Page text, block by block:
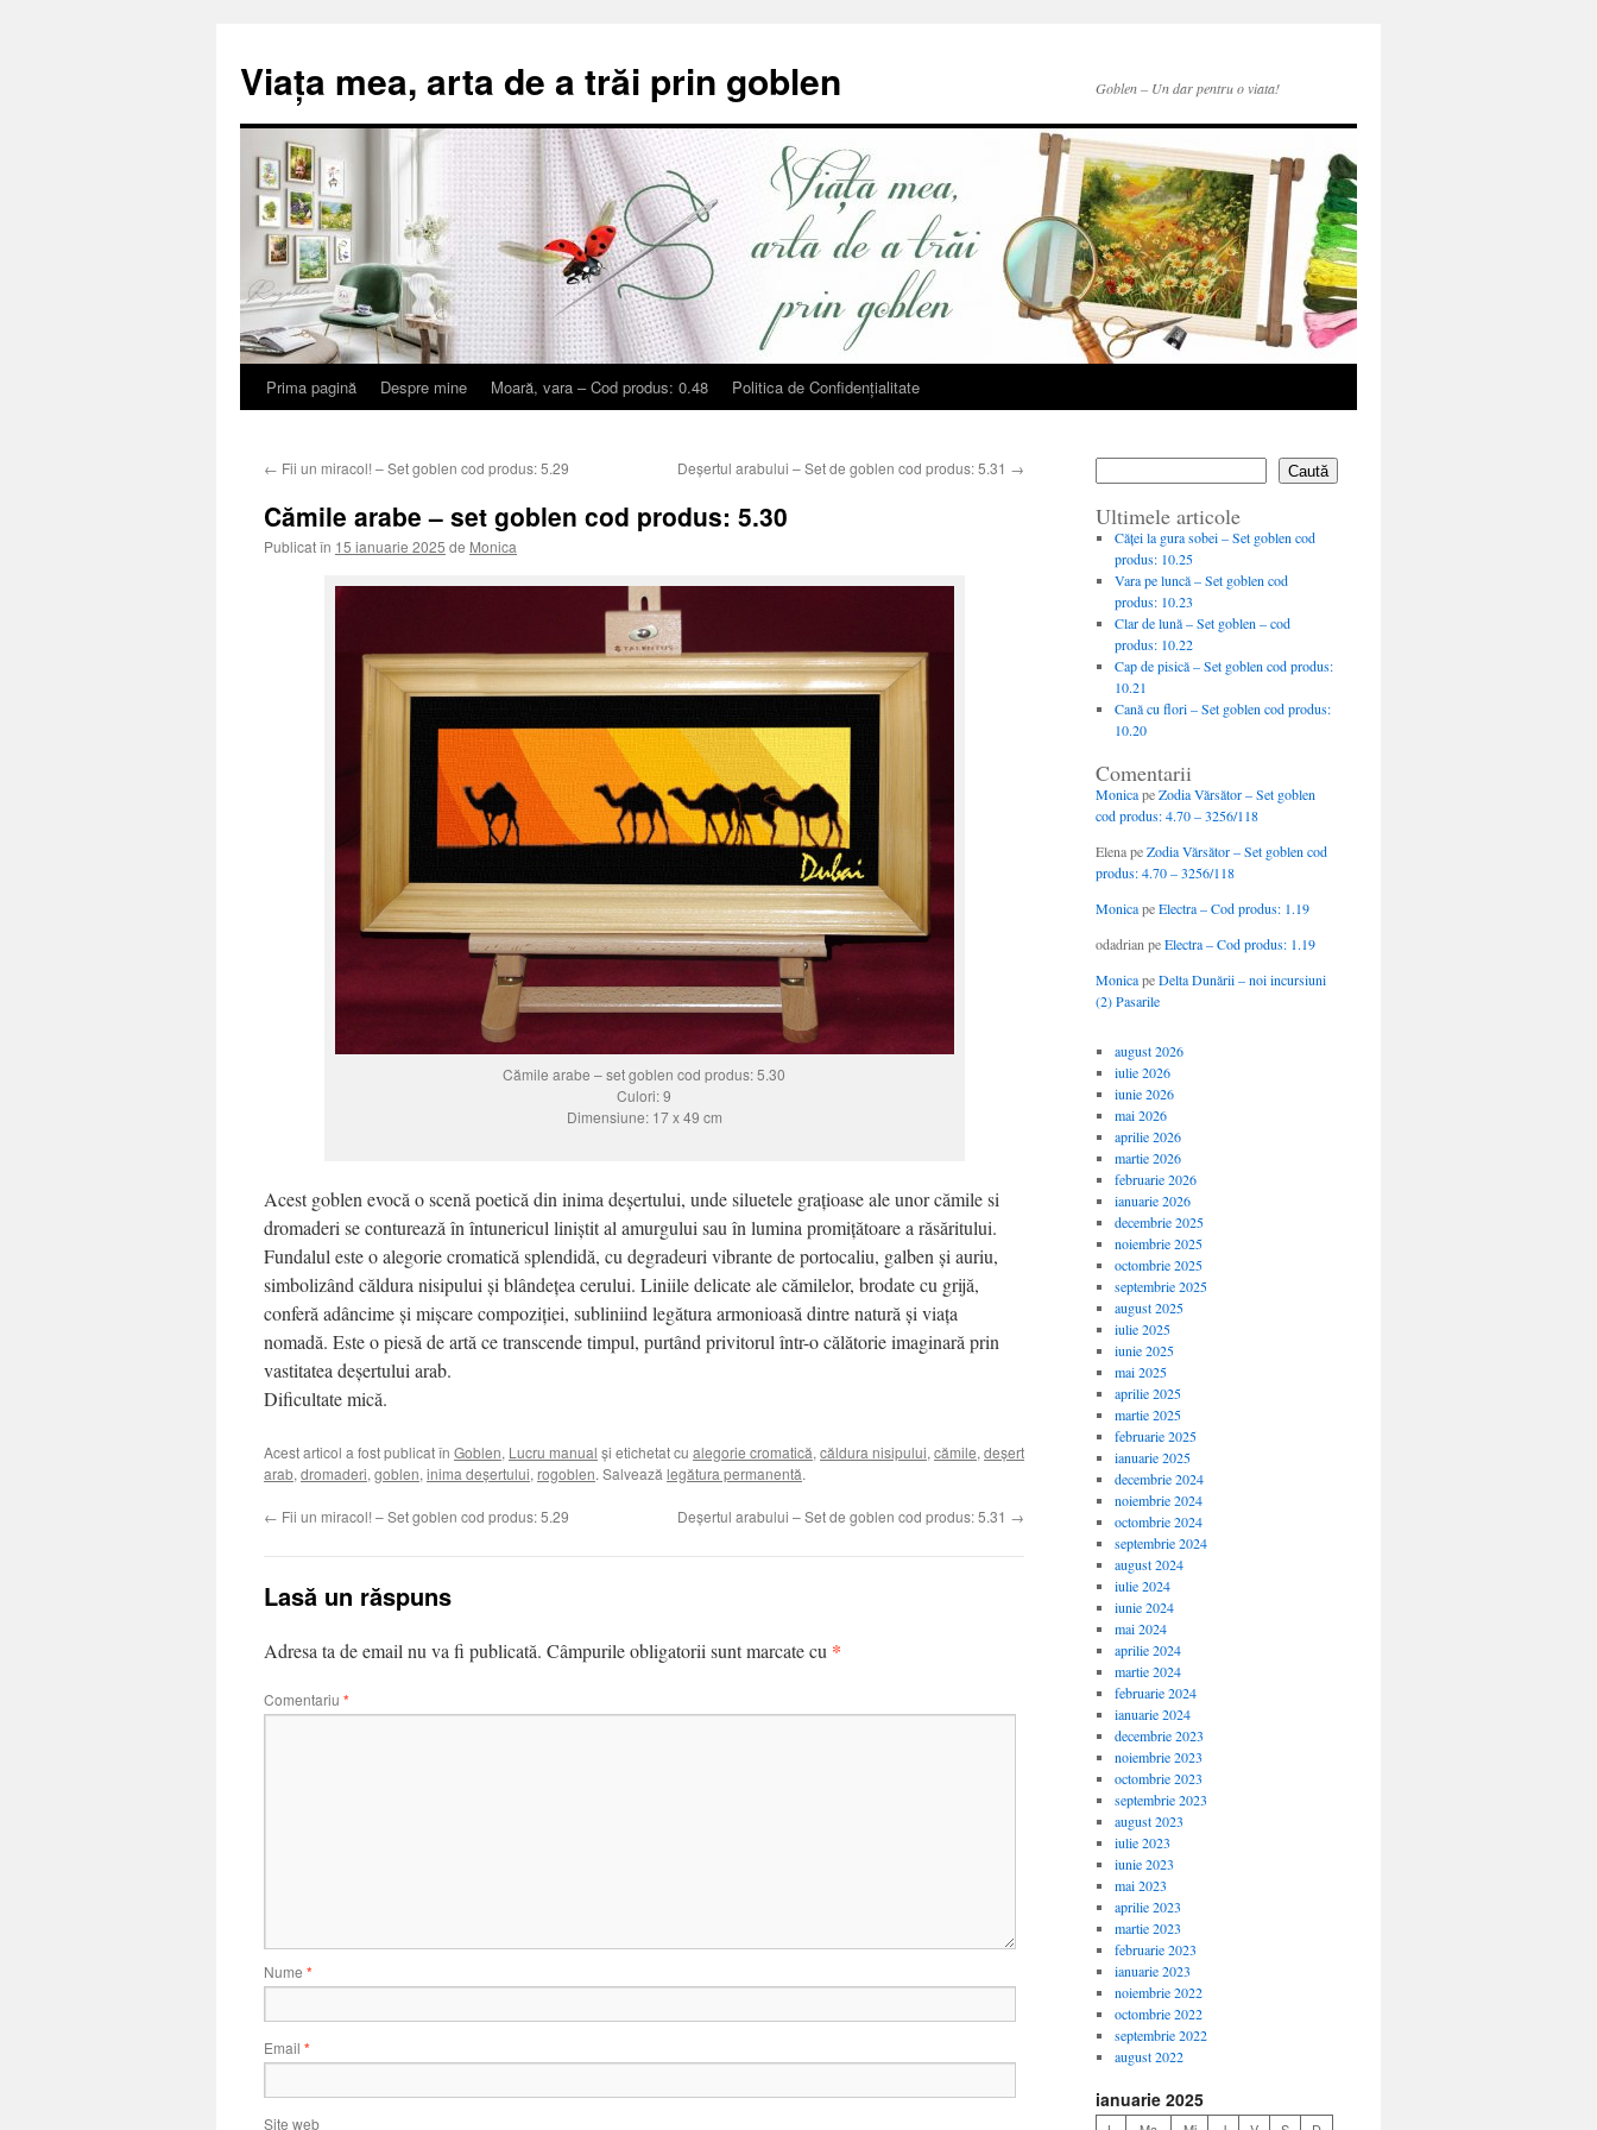
Viața mea, arta de a trăi prin goblen Goblen – Un dar pentru o viata!
Sari
conținut
Prima pagină Despre mine Moară, vara – Cod produs: 0.48 Politica de Confidențialitate
← Fii un miracol! – Set goblen cod produs: 5.29 Deșertul arabului – Set de goblen cod produs: 5.31 →
Cămile arabe – set goblen cod produs: 5.30
Publicat în 15 ianuarie 2025 de Monica
Cămile arabe – set goblen cod produs: 5.30
Culori: 9
Dimensiune: 17 x 49 cm
Acest goblen evocă o scenă poetică din inima deșertului, unde siluetele grațioase ale unor cămile si
dromaderi se conturează în întunericul liniștit al amurgului sau în lumina promițătoare a răsăritului.
Fundalul este o alegorie cromatică splendidă, cu degradeuri vibrante de portocaliu, galben și auriu,
simbolizând căldura nisipului și blândețea cerului. Liniile delicate ale cămilelor, brodate cu grijă,
conferă adâncime și mișcare compoziției, subliniind legătura armonioasă dintre natură și viața
nomadă. Este o piesă de artă ce transcende timpul, purtând privitorul într-o călătorie imaginară prin
vastitatea deșertului arab.
Dificultate mică.
Acest articol a fost publicat în Goblen, Lucru manual și etichetat cu alegorie cromatică, căldura nisipului, cămile, deșert
arab, dromaderi, goblen, inima deșertului, rogoblen. Salvează legătura permanentă.
← Fii un miracol! – Set goblen cod produs: 5.29 Deșertul arabului – Set de goblen cod produs: 5.31 →
Lasă un răspuns
Adresa ta de email nu va fi publicată. Câmpurile obligatorii sunt marcate cu *
Comentariu *
Nume *
Email *
Site web
Caută
Ultimele articole
Căţei la gura sobei – Set goblen cod
produs: 10.25
Vara pe luncă – Set goblen cod
produs: 10.23
Clar de lună – Set goblen – cod
produs: 10.22
Cap de pisică – Set goblen cod produs:
10.21
Cană cu flori – Set goblen cod produs:
10.20
Comentarii
MonicapeZodia Vărsător – Set goblen
cod produs: 4.70 – 3256/118
ElenapeZodia Vărsător – Set goblen cod
produs: 4.70 – 3256/118
MonicapeElectra – Cod produs: 1.19
odadrian peElectra – Cod produs: 1.19
MonicapeDelta Dunării – noi incursiuni
(2) Pasarile
august 2026
iulie 2026
iunie 2026
mai 2026
aprilie 2026
martie 2026
februarie 2026
ianuarie 2026
decembrie 2025
noiembrie 2025
octombrie 2025
septembrie 2025
august 2025
iulie 2025
iunie 2025
mai 2025
aprilie 2025
martie 2025
februarie 2025
ianuarie 2025
decembrie 2024
noiembrie 2024
octombrie 2024
septembrie 2024
august 2024
iulie 2024
iunie 2024
mai 2024
aprilie 2024
martie 2024
februarie 2024
ianuarie 2024
decembrie 2023
noiembrie 2023
octombrie 2023
septembrie 2023
august 2023
iulie 2023
iunie 2023
mai 2023
aprilie 2023
martie 2023
februarie 2023
ianuarie 2023
noiembrie 2022
octombrie 2022
septembrie 2022
august 2022
ianuarie 2025